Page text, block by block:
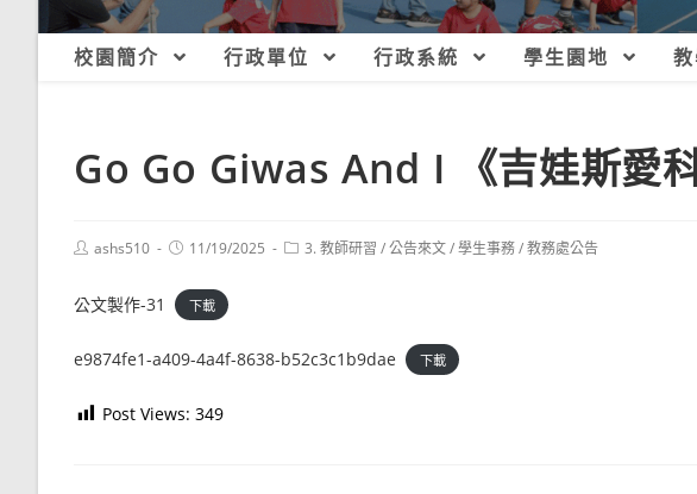
校園簡介 行政單位 行政系統 學生園地
Go Go Giwas And I 《吉娃斯愛
Postashs510
Post11/19/2025
Post3. 教師研習 /公告來文/學生事務/教務處公告
公文製作-31 下載
e9874fe1-a409-4a4f-8638-b52c3c1b9dae 下載
Post Views: 349